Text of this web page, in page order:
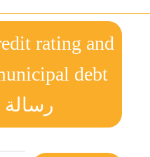
rating and
debt
رسالة